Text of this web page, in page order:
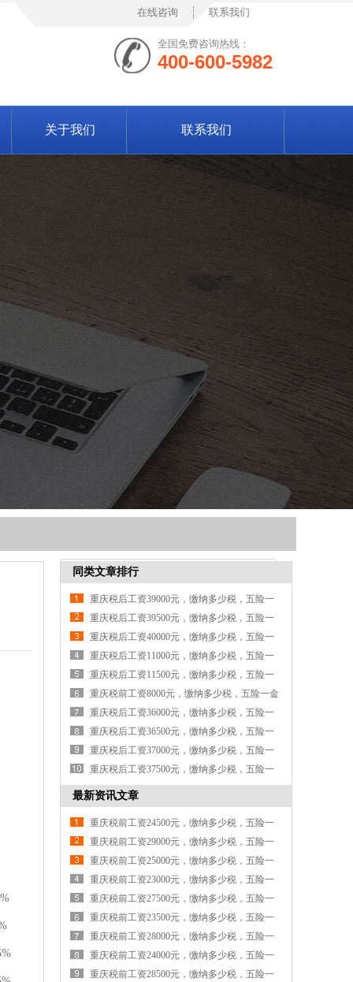
在线咨询 联系我们
全国免费咨询热线：
400-600-5982
关于我们 联系我们
同类文章排行
重庆税后工资39000元，缴纳多少税，五险一
金各交多少钱
重庆税后工资39500元，缴纳多少税，五险一
金各交多少钱
重庆税后工资40000元，缴纳多少税，五险一
金各交多少钱
重庆税后工资11000元，缴纳多少税，五险一
金各交多少钱
重庆税后工资11500元，缴纳多少税，五险一
金各交多少钱
重庆税前工资8000元，缴纳多少税，五险一金
各交多少钱
重庆税后工资36000元，缴纳多少税，五险一
金各交多少钱
重庆税后工资36500元，缴纳多少税，五险一
金各交多少钱
重庆税后工资37000元，缴纳多少税，五险一
金各交多少钱
重庆税后工资37500元，缴纳多少税，五险一
金各交多少钱
最新资讯文章
重庆税前工资24500元，缴纳多少税，五险一
金各交多少钱
重庆税前工资29000元，缴纳多少税，五险一
金各交多少钱
重庆税前工资25000元，缴纳多少税，五险一
金各交多少钱
重庆税前工资23000元，缴纳多少税，五险一
金各交多少钱
重庆税前工资27500元，缴纳多少税，五险一
金各交多少钱
重庆税前工资23500元，缴纳多少税，五险一
金各交多少钱
重庆税前工资28000元，缴纳多少税，五险一
金各交多少钱
重庆税前工资24000元，缴纳多少税，五险一
金各交多少钱
重庆税前工资28500元，缴纳多少税，五险一